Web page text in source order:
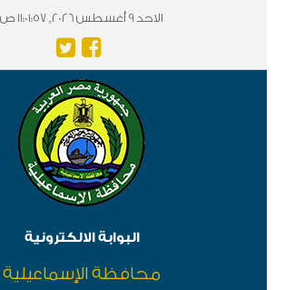
الاحد 9 أغسطس 2026, 11:01:58 ص
البوابة الالكترونية
محافظة الإسماعيلية